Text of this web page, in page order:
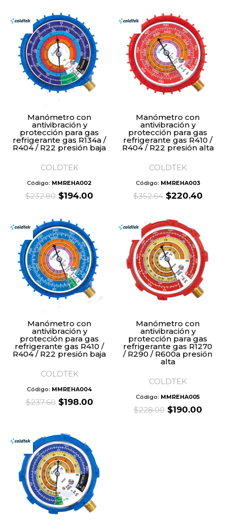
$252.00.
Manómetro con
antivibración y
protección para gas
refrigerante gas R134a /
R404 / R22 presión baja
COLDTEK
Código: MMREHA002
$232.80 Original
$232.80.
$194.00
$194.00.
Manómetro con
antivibración y
protección para gas
refrigerante gas R410 /
R404 / R22 presión alta
COLDTEK
Código: MMREHA003
$352.64 Original
$352.64.
$220.40
Manómetro con
antivibración y
protección para gas
refrigerante gas R410 /
R404 / R22 presión baja
COLDTEK
Código: MMREHA004
$237.60 Original
$237.60.
$198.00Current
Manómetro con
antivibración y
protección para gas
refrigerante gas R1270
/ R290 / R600a presión
alta
COLDTEK
Código: MMREHA005
$228.00 Original
$190.00